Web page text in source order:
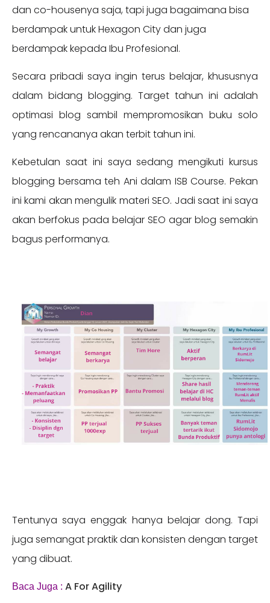
dan co-housenya saja, tapi juga bagaimana bisa
berdampak untuk Hexagon City dan juga
berdampak kepada Ibu Profesional.
Secara pribadi saya ingin terus belajar, khususnya
dalam bidang blogging. Target tahun ini adalah
optimasi blog sambil mempromosikan buku solo
yang rencananya akan terbit tahun ini.
Kebetulan saat ini saya sedang mengikuti kursus
blogging bersama teh Ani dalam ISB Course. Pekan
ini kami akan mengulik materi SEO. Jadi saat ini saya
akan berfokus pada belajar SEO agar blog semakin
bagus performanya.
Tentunya saya enggak hanya belajar dong. Tapi
juga semangat praktik dan konsisten dengan target
yang dibuat.
Baca Juga : A For Agility